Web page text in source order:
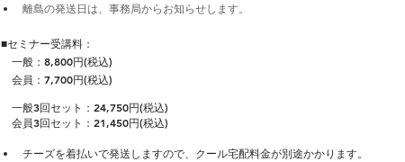
離島の発送日は、事務局からお知らせします。
■セミナー受講料：
一般：8,800円(税込)
会員：7,700円(税込)
一般3回セット：24,750円(税込)
会員3回セット：21,450円(税込)
チーズを着払いで発送しますので、クール宅配料金が別途かかります。